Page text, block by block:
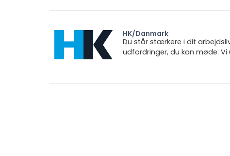
HK/Danmark
Du står stærkere i dit
udfordringer, du kan møde.